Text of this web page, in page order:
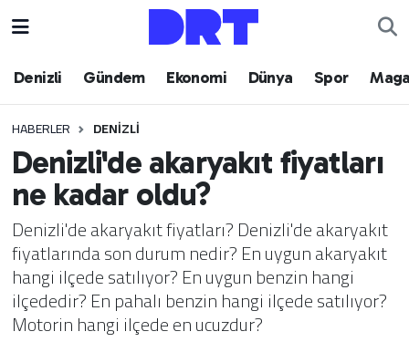
Denizli Gündem Ekonomi Dünya Spor
HABERLER DENIZLI
Denizli'de akaryakıt fiyatları
ne kadar oldu?
Denizli'de akaryakıt fiyatları? Denizli'de akaryakıt
fiyatlarında son durum nedir? En uygun akaryakıt
hangi ilçede satılıyor? En uygun benzin hangi
ilçededir? En pahalı benzin hangi ilçede satılıyor?
Motorin hangi ilçede en ucuzdur?
Denizli
Ekonomi
Dünya
Spor
Magazin
Hava Durumu
Trafik Durumu
Puan Durumu ve Fikstür
Tüm Manşetler
Son Dakika Haberleri
Haber Arşivi